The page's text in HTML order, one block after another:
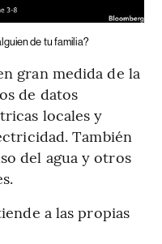
de tu familia?
gran medida de la
de datos
locales y
También
del agua y otros
a las propias